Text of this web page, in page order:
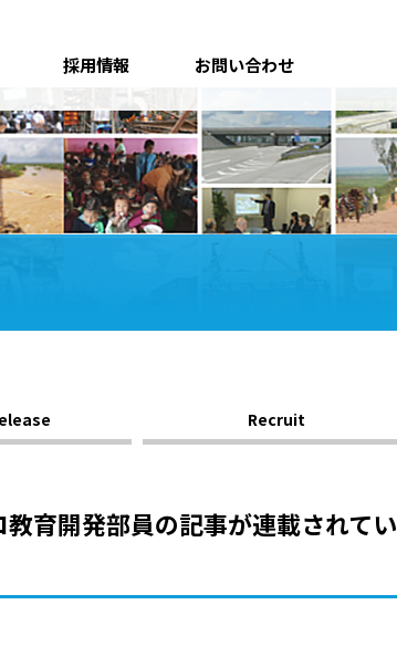
採用情報 お問い合わせ
Recruit
育開発部員の記事が連載されてい